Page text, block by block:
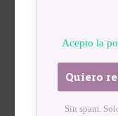
Acepto la
Sin spam.